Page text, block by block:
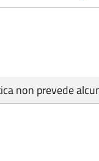
non prevede